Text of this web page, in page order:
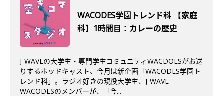
WACODES学園トレンド科 【家庭
科】1時間目：カレーの歴史
J-WAVEの大学生・専門学生コミュニティWACDOESがお送
りするポッドキャスト、今月は新企画「WACODES学園ト
レンド科」。ラジオ好きの現役大学生、J-WAVE
WACODESのメンバーが、「今...